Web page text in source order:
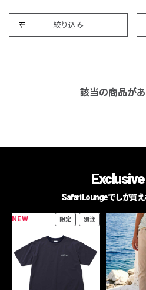
絞り込み
該当の商品が
Safari Loungeでしか買
NEW 限定 別注